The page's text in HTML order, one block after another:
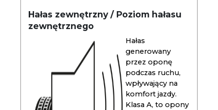
Hałas zewnętrzny / Poziom hałasu
zewnętrznego
Hałas
generowany
przez oponę
podczas ruchu,
wpływający na
komfort jazdy.
Klasa A, to opony